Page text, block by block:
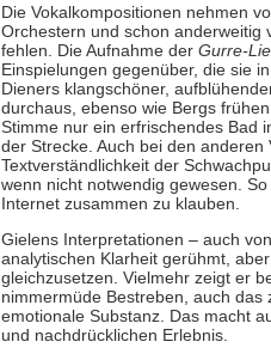
Die Vokalkompositionen nehmen
Orchestern und schon anderweitig
fehlen. Die Aufnahme der Gurre-
Einspielungen gegenüber, die sie
Dieners klangschöner,
durchaus, ebenso wie Bergs
Stimme nur ein erfrischendes Bad
der Strecke. Auch bei den
Textverständlichkeit der
wenn nicht notwendig gewesen.
Internet zusammen zu klauben.
Gielens Interpretationen – auch
analytischen Klarheit gerühmt,
gleichzusetzen. Vielmehr zeigt er
nimmermüde Bestreben, auch
emotionale Substanz. Das macht
und nachdrücklichen Erlebnis.